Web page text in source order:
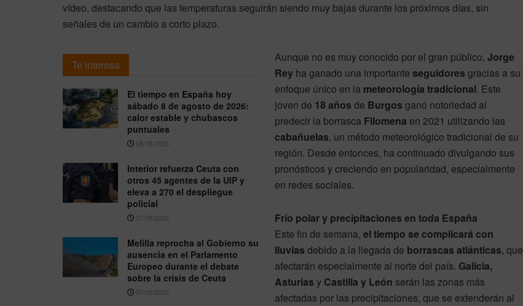
vídeo, destacando que las temperaturas seguirán siendo muy bajas durante los próximos días, sin
señales de un cambio a corto plazo.
Te interesa
El tiempo en España hoy
sábado 8 de agosto de 2026:
calor estable y chubascos
puntuales
08/08/2026
Interior refuerza Ceuta con
otros 45 agentes de la UIP y
eleva a 270 el despliegue
policial
07/08/2026
Melilla reprocha al Gobierno su
ausencia en el Parlamento
Europeo durante el debate
sobre la crisis de Ceuta
07/08/2026
Aunque no es muy conocido por el gran público, Jorge
Rey ha ganado una importante seguidores gracias a su
enfoque único en la meteorología tradicional. Este
joven de 18 años de Burgos ganó notoriedad al
predecir la borrasca Filomena en 2021 utilizando las
cabañuelas, un método meteorológico tradicional de su
región. Desde entonces, ha continuado divulgando sus
pronósticos y creciendo en popularidad, especialmente
en redes sociales.
Frío polar y precipitaciones en toda España
Este fin de semana, el tiempo se complicará con
lluvias debido a la llegada de borrascas atlánticas, que
afectarán especialmente al norte del país. Galicia,
Asturias y Castilla y León serán las zonas más
afectadas por las precipitaciones, que se extenderán al